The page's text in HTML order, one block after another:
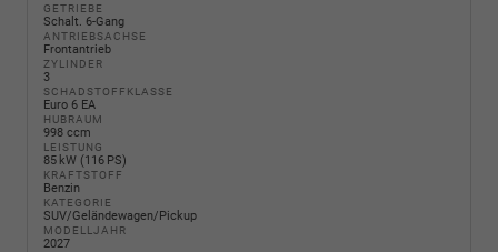
GETRIEBE
Schalt. 6-Gang
ANTRIEBSACHSE
Frontantrieb
ZYLINDER
3
SCHADSTOFFKLASSE
Euro 6 EA
HUBRAUM
998 ccm
LEISTUNG
85 kW (116 PS)
KRAFTSTOFF
Benzin
KATEGORIE
SUV/Geländewagen/Pickup
MODELLJAHR
2027